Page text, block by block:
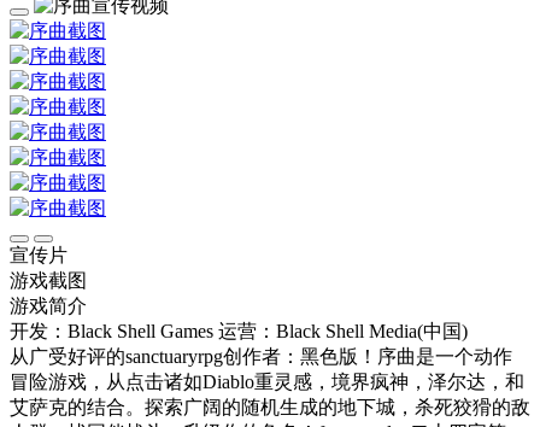
宣传片
游戏截图
游戏简介
开发：Black Shell Games 运营：Black Shell Media(中国)
从广受好评的sanctuaryrpg创作者：黑色版！序曲是一个动作
冒险游戏，从点击诸如Diablo重灵感，境界疯神，泽尔达，和
艾萨克的结合。探索广阔的随机生成的地下城，杀死狡猾的敌